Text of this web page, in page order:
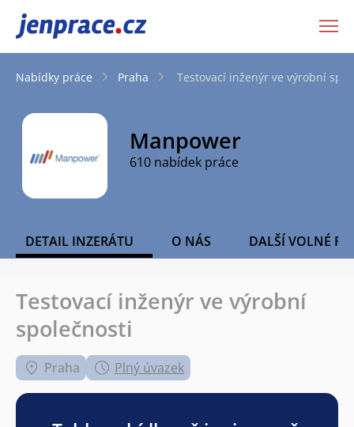
JenPráce.cz
Nabídky práce Praha Testovací inženýr ve výrobní
Manpower
610 nabídek práce
DETAIL INZERÁTU O NÁS DALŠÍ VOLNÉ
Testovací inženýr ve výrobní
společnosti
Praha Plný úvazek